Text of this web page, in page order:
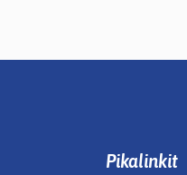
Pikalinkit